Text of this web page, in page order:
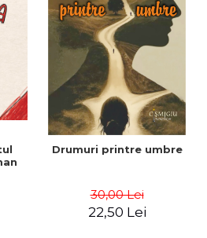
Drumuri printre umbre
30,00 Lei
22,50 Lei